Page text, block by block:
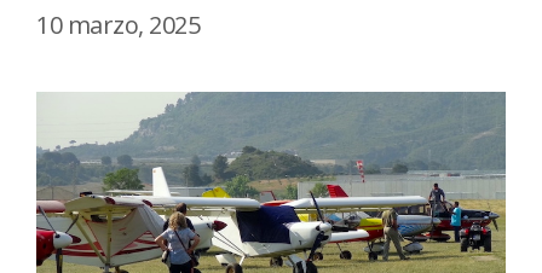
10 marzo, 2025